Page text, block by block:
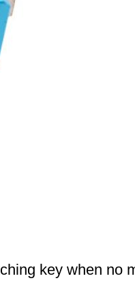
key when no